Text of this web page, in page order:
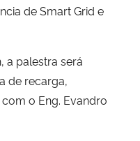
de Smart Grid e
a palestra será
de recarga,
o Eng. Evandro